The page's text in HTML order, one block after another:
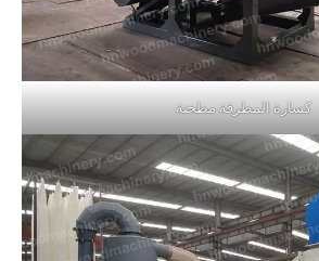
كسارة المطرقة مطحنة